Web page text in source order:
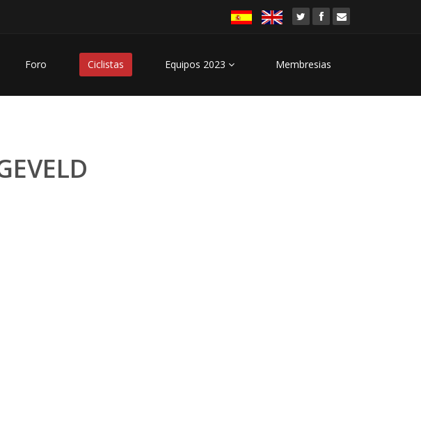
Foro Ciclistas Equipos 2023 Membresias